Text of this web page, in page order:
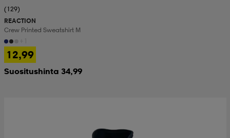
(129)
REACTION
Crew Printed Sweatshirt M
12,99
Suositushinta 34,99